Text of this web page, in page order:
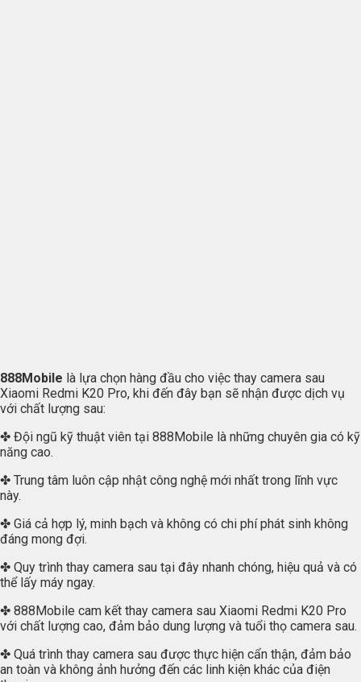
888Mobile là lựa chọn hàng đầu cho việc thay camera sau
Xiaomi Redmi K20 Pro, khi đến đây bạn sẽ nhận được dịch vụ
với chất lượng sau:
✤ Đội ngũ kỹ thuật viên tại 888Mobile là những chuyên gia có kỹ
năng cao.
✤ Trung tâm luôn cập nhật công nghệ mới nhất trong lĩnh vực
này.
✤ Giá cả hợp lý, minh bạch và không có chi phí phát sinh không
đáng mong đợi.
✤ Quy trình thay camera sau tại đây nhanh chóng, hiệu quả và có
thể lấy máy ngay.
✤ 888Mobile cam kết thay camera sau Xiaomi Redmi K20 Pro
với chất lượng cao, đảm bảo dung lượng và tuổi thọ camera sau.
✤ Quá trình thay camera sau được thực hiện cẩn thận, đảm bảo
an toàn và không ảnh hưởng đến các linh kiện khác của điện